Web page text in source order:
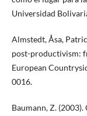
Universidad
Almstedt, Åsa,
post-productivism:
European
0016.
Baumann, Z.